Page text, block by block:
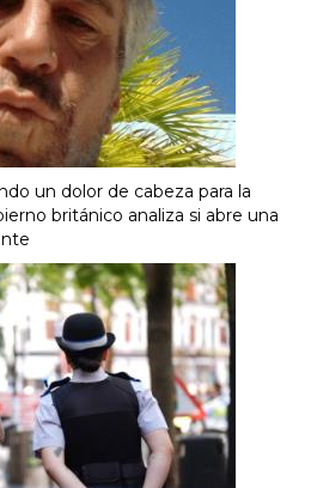
un dolor de cabeza para la
británico analiza si abre una